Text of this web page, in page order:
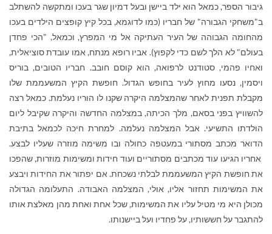
גיבור הספר, כמאל הוא ילד ביישן ובעל דמיון שגר בעכו ומתקשה להשתלב
ב"משחקי הגבורה" של חבריו (כמו לדוגמא, בכל קיץ קופצים הילדים בעכו
מהחומה הגבוהה של העיר העתיקה אל מי המפרץ, וכמאל, "הכי פחדן
בעולם" לא הלך לשם כדי לקפוץ). אביו רופא מנתח, אמו עובדת סוציאלית,
ואחיו פהמי, סטודנט לרפואה, הוא קוסם חובב. חבריו הטובים, בוריס
ויסמין, נסעו מחוץ לעיר בחופש הגדול. חופשת הקיץ המשעממת שלו
מקבלת תפנית לאחר שהמצלמה היקרה שקנו לו הוריו נעלמת. כמאל רצה
להשוויץ בפני בסאם, מלך הכיתה, במצלמה החדשה והיקרה שקיבל ליום
הולדתו התשיעי. אבל המצלמה נעלמה. למחרת חיכה לכמאל בתיבת
הדואר מכתב מסתורי במעטפה כחולה ובו משימה מוזרה שעליו לבצע.
אחריו הגיעו עוד מכתבים מסתוריים ועוד חידות ומשימות מוזרות, שהפכו
את חופשת הקיץ המשעממת לבלתי נשכחת. אם יפתור את החידות ויבצע
את המשימות תחזור אליו, אולי, המצלמה האבודה. התעלומה הגדולה
מכולן היא מי מטיל עליו את המשימות, שכל אחת ואחת מהן מאלצת אותו
להתגבר על חששותיו, על פחדיו ועל ביישנותו.